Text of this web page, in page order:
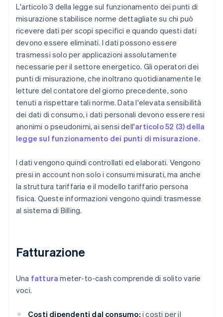
L'articolo 3 della legge sul funzionamento dei punti di
misurazione stabilisce norme dettagliate su chi può
ricevere dati per scopi specifici e quando questi dati
devono essere eliminati. I dati possono essere
trasmessi solo per applicazioni assolutamente
necessarie per il settore energetico. Gli operatori dei
punti di misurazione, che inoltrano quotidianamente le
letture del contatore del giorno precedente, sono
tenuti a rispettare tali norme. Data l'elevata sensibilità
dei dati di consumo, i dati personali devono essere resi
anonimi o pseudonimi, ai sensi dell'articolo 52 (3) della
legge sul funzionamento dei punti di misurazione.
I dati vengono quindi controllati ed elaborati. Vengono
presi in account non solo i consumi misurati, ma anche
la struttura tariffaria e il modello tariffario persona
fisica. Queste informazioni vengono quindi trasmesse
al sistema di Billing.
Fatturazione
Una fattura meter-to-cash comprende di solito varie
voci.
Costi dipendenti dal consumo: i costi per il